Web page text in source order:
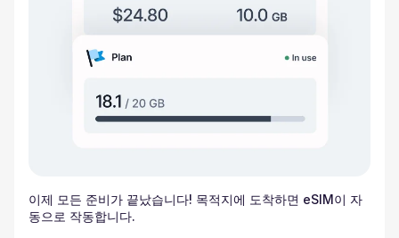
이제 모든 준비가 끝났습니다! 목적지에 도착하면 eSIM이 자
동으로 작동합니다.